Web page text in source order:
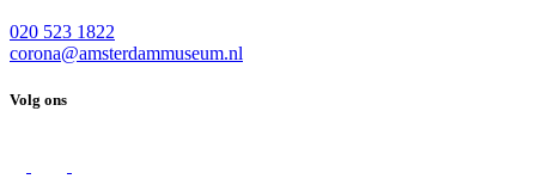
020 523 1822
corona@amsterdammuseum.nl
Volg ons